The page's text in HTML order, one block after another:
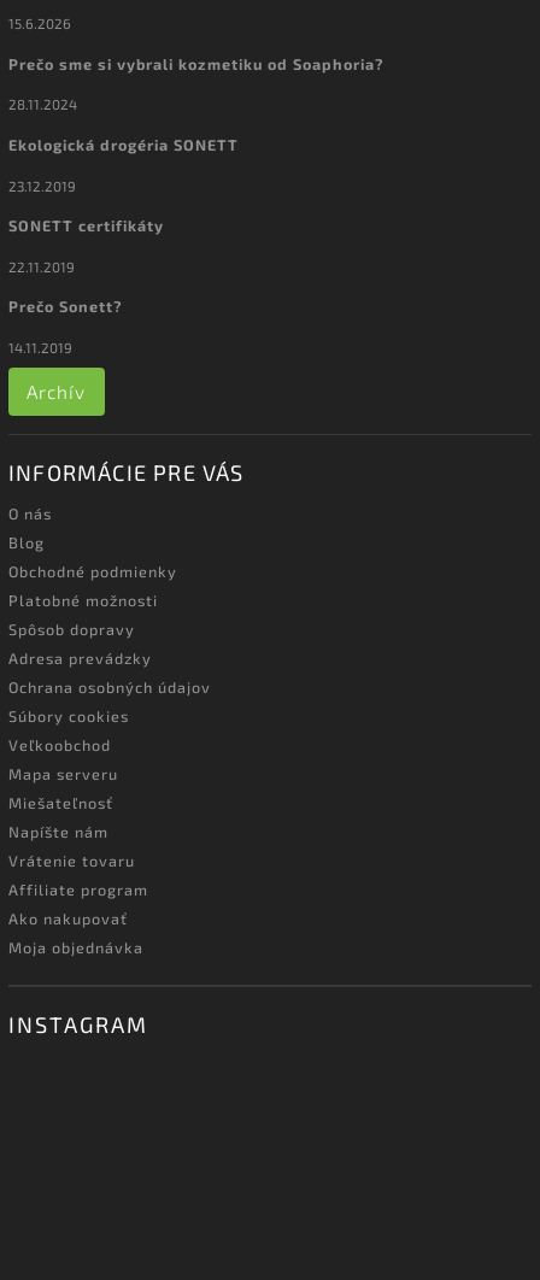
15.6.2026
Prečo sme si vybrali kozmetiku od Soaphoria?
28.11.2024
Ekologická drogéria SONETT
23.12.2019
SONETT certifikáty
22.11.2019
Prečo Sonett?
14.11.2019
Archív
INFORMÁCIE PRE VÁS
O nás
Blog
Obchodné podmienky
Platobné možnosti
Spôsob dopravy
Adresa prevádzky
Ochrana osobných údajov
Súbory cookies
Veľkoobchod
Mapa serveru
Miešateľnosť
Napíšte nám
Vrátenie tovaru
Affiliate program
Ako nakupovať
Moja objednávka
INSTAGRAM